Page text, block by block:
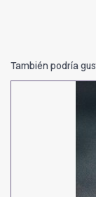
También podría